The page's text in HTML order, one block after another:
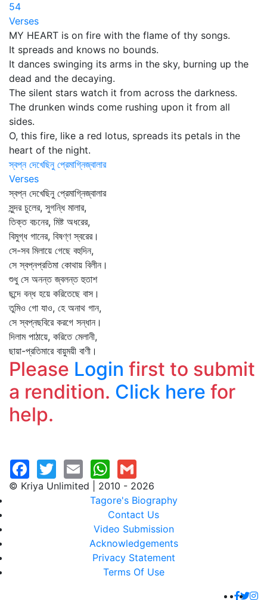
54
Verses
MY HEART is on fire with the flame of thy songs.
It spreads and knows no bounds.
It dances swinging its arms in the sky, burning up the
dead and the decaying.
The silent stars watch it from across the darkness.
The drunken winds come rushing upon it from all
sides.
O, this fire, like a red lotus, spreads its petals in the
heart of the night.
স্বপ্ন দেখেছিনু প্রেমাগ্নিজ্বালার
Verses
স্বপ্ন দেখেছিনু প্রেমাগ্নিজ্বালার
সুন্দর চুলের, সুগন্ধি মালার,
তিক্ত বচনের, মিষ্ট অধরের,
বিমুগ্ধ গানের, বিষণ্ণ স্বরের।
সে-সব মিলায়ে গেছে বহুদিন,
সে স্বপ্নপ্রতিমা কোথায় বিলীন।
শুধু সে অনন্ত জ্বলন্ত হুতাশ
ছন্দে বন্ধ হয়ে করিতেছে বাস।
তুমিও গো যাও, হে অনাথ গান,
সে স্বপ্নছবিরে করগে সন্ধান।
দিলাম পাঠায়ে, করিতে মেলানী,
ছায়া-প্রতিমারে বায়ুময়ী বাণী।
Please Login first to submit
a rendition. Click here for
help.
© Kriya Unlimited | 2010 - 2026
Tagore's Biography
Contact Us
Video Submission
Acknowledgements
Privacy Statement
Terms Of Use